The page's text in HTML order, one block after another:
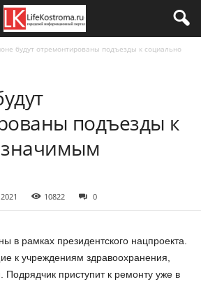
будут отремонтированы подъезды к социально
подъезды к
10822 0
в рамках президентского нацпроекта.
к учреждениям здравоохранения,
Подрядчик приступит к ремонту уже в